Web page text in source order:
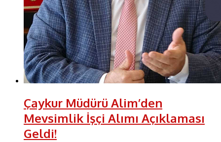
Çaykur Müdürü Alim’den
Mevsimlik İşçi Alımı Açıklaması
Geldi!